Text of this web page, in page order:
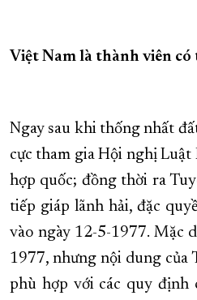
Việt Nam là thành viên
Ngay sau khi thống nhất
cực tham gia Hội nghị Luật
hợp quốc; đồng thời ra
tiếp giáp lãnh hải, đặc
vào ngày 12-5-1977. Mặc
1977, nhưng nội dung của
phù hợp với các quy định